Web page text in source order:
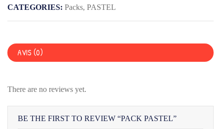
CATEGORIES: Packs, PASTEL
AVIS (0)
There are no reviews yet.
BE THE FIRST TO REVIEW “PACK PASTEL”